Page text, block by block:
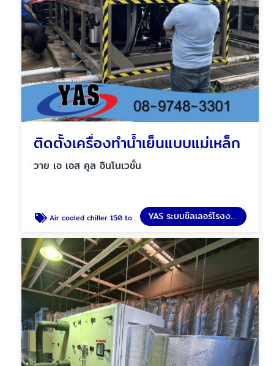
ติดตั้งเครื่องทำน้ำเย็นแบบแม่เหล็ก
วาย เอ เอส คูล อินโนเวชั่น
Air cooled chiller 150 tons "YORK" YAS ระบบชิลเลอร์โรงงาน